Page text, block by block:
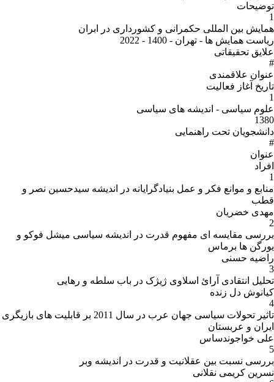
توضیحات
1
همایش بین المللی حکمرانی و کشورداری در ابران
ریاست همایش ها - تهران - 1400 - 2022
علایق تحقیقاتی
#
عنوان علاقمندى
تاریخ آغاز فعالیت
1
علوم سیاسی - اندیشه های سیاسی
1380
دانشجویان تحت راهنمایی
#
عنوان
افراد
1
منابع و موانع فکر و عمل بنیادگرایانه در اندیشه سیدحسین نصر و
قطب
مهدی خضریان
2
بررسی مقایسه ای مفهوم قدرت در اندیشه سیاسی میشل فوکو و
یورگن ها برماس
راضیه حسنی
3
تحلیل انتقادی آرائ اسلاوی ژیژک در باب سلطه و رهایی
کیانوش دل زنده
4
تاثیر تحولات سیاسی جهان عرب در سال 2011 بر قابلیت های بازیگری
ایران و عربستان
علی خواجوندساس
5
بررسی نسبت بین عقلانیت و قدرت در اندیشه وبر
نسرین کریمی نقلانی